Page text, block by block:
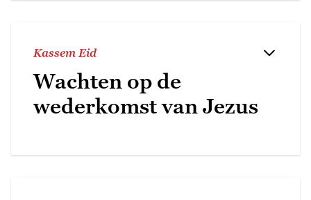
Kassem Eid
Wachten op de
wederkomst van Jezus